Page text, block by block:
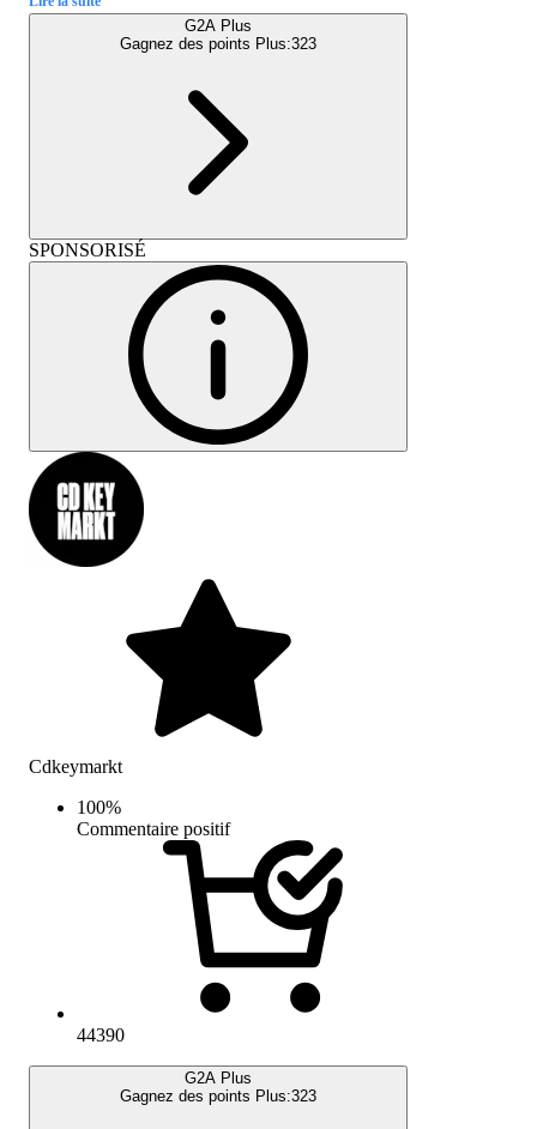
G2A Plus
Gagnez des points Plus:323
SPONSORISÉ
Cdkeymarkt
100%
Commentaire positif
44390
G2A Plus
Gagnez des points Plus:323